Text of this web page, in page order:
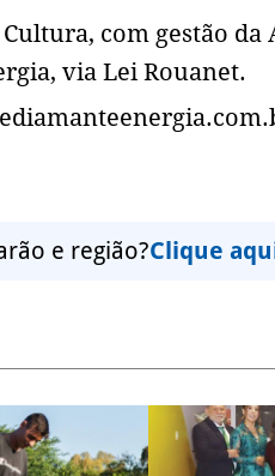
com gestão da
via Lei Rouanet.
e região?Clique